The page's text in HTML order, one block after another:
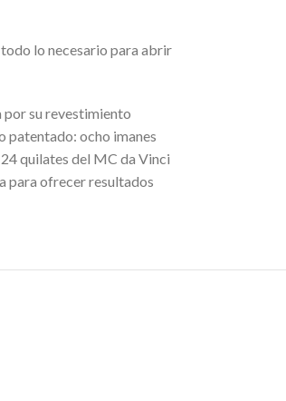
lo necesario para abrir
por su revestimiento
patentado: ocho imanes
quilates del MC da Vinci
para ofrecer resultados